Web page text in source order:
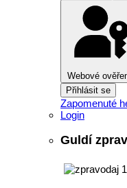
Webové
Přihlásit se
Zapomenuté
Login
Guldí